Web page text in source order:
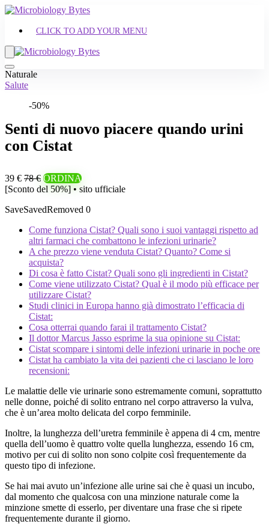
CLICK TO ADD YOUR MENU
Naturale
Salute
-50%
Senti di nuovo piacere quando urini
con Cistat
39 € 78 € ORDINA
[Sconto del 50%] • sito ufficiale
SaveSavedRemoved 0
Come funziona Cistat? Quali sono i suoi vantaggi rispetto ad
altri farmaci che combattono le infezioni urinarie?
A che prezzo viene venduta Cistat? Quanto? Come si
acquista?
Di cosa è fatto Cistat? Quali sono gli ingredienti in Cistat?
Come viene utilizzato Cistat? Qual è il modo più efficace per
utilizzare Cistat?
Studi clinici in Europa hanno già dimostrato l’efficacia di
Cistat:
Cosa otterrai quando farai il trattamento Cistat?
Il dottor Marcus Jasso esprime la sua opinione su Cistat:
Cistat scompare i sintomi delle infezioni urinarie in poche ore
Cistat ha cambiato la vita dei pazienti che ci lasciano le loro
recensioni:
Le malattie delle vie urinarie sono estremamente comuni, soprattutto
nelle donne, poiché di solito entrano nel corpo attraverso la vulva,
che è un’area molto delicata del corpo femminile.
Inoltre, la lunghezza dell’uretra femminile è appena di 4 cm, mentre
quella dell’uomo è quattro volte quella lunghezza, essendo 16 cm,
motivo per cui di solito non sono colpite così frequentemente da
questo tipo di infezione.
Se hai mai avuto un’infezione alle urine sai che è quasi un incubo,
dal momento che qualcosa con una minzione naturale come la
minzione smette di esserlo, per diventare una frase che si ripete
frequentemente durante il giorno.